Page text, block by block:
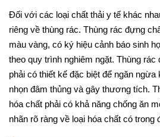
Đối với các loại chất thải y tế khác
riêng về thùng rác. Thùng rác đựng
màu vàng, có ký hiệu cảnh báo sinh
theo quy trình nghiêm ngặt. Thùng
phải có thiết kế đặc biệt để ngăn
nhọn đâm thủng và gây thương tích.
hóa chất phải có khả năng chống ăn
nhãn rõ ràng về loại hóa chất có trong